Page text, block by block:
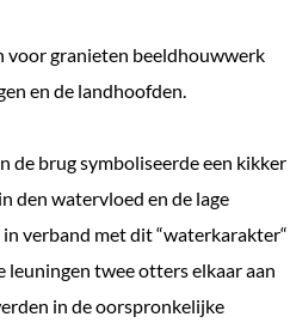
granieten beeldhouwwerk
en de landhoofden.
de brug symboliseerde een kikker
den watervloed en de lage
in verband met dit “waterkarakter“
leuningen twee otters elkaar aan
in de oorspronkelijke